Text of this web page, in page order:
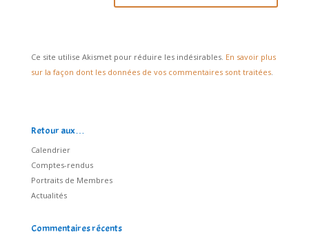
Ce site utilise Akismet pour réduire les indésirables. En savoir plus
sur la façon dont les données de vos commentaires sont traitées.
Retour aux…
Calendrier
Comptes-rendus
Portraits de Membres
Actualités
Commentaires récents